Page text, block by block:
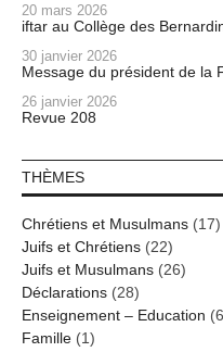
20 mars 2026
iftar au Collège des
30 janvier 2026
Message du président de la
26 janvier 2026
Revue 208
THÈMES
Chrétiens et Musulmans (17)
Juifs et Chrétiens (22)
Juifs et Musulmans (26)
Déclarations (28)
Enseignement – Education
Famille (1)